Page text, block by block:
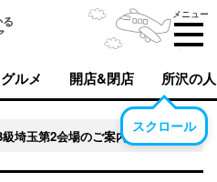
メニュー
グルメ 開店&閉店 所沢の人
スクロール
埼玉第2会場のご案内